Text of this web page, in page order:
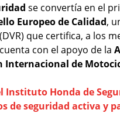
se convertía en el
Europeo de Calidad,
(DVR) que certifica, a los
con el apoyo de la
Internacional de
Instituto Honda de
de seguridad activa y